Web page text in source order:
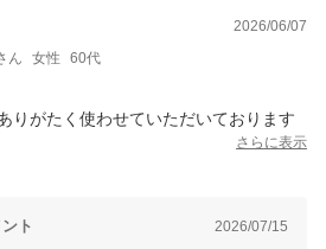
しております。
ん満足店
2026/06/07
ん
女性 60代
りがたく使わせていただいております
さらに表示
ト 2026/07/15